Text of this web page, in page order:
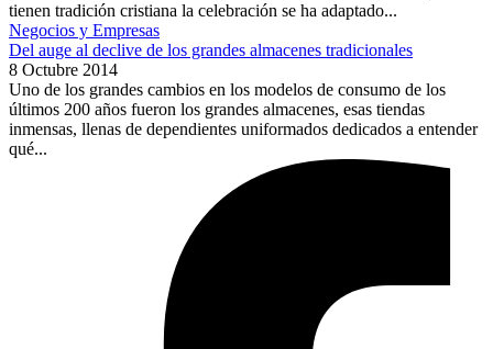
tienen tradición cristiana la celebración se ha adaptado...
Negocios y Empresas
Del auge al declive de los grandes almacenes tradicionales
8 Octubre 2014
Uno de los grandes cambios en los modelos de consumo de los
últimos 200 años fueron los grandes almacenes, esas tiendas
inmensas, llenas de dependientes uniformados dedicados a entender
qué...